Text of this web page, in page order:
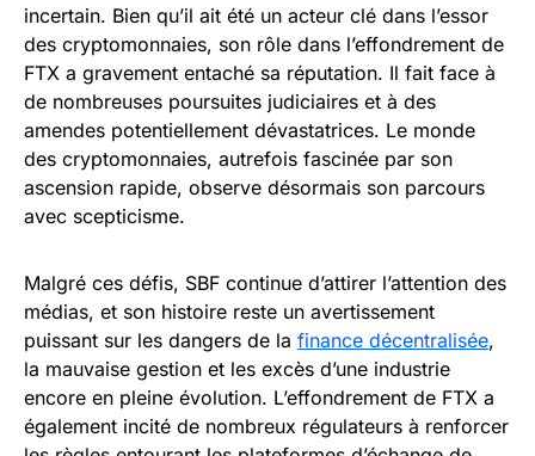
incertain. Bien qu’il ait été un acteur clé dans l’essor
des cryptomonnaies, son rôle dans l’effondrement de
FTX a gravement entaché sa réputation. Il fait face à
de nombreuses poursuites judiciaires et à des
amendes potentiellement dévastatrices. Le monde
des cryptomonnaies, autrefois fascinée par son
ascension rapide, observe désormais son parcours
avec scepticisme.
Malgré ces défis, SBF continue d’attirer l’attention des
médias, et son histoire reste un avertissement
puissant sur les dangers de la finance décentralisée,
la mauvaise gestion et les excès d’une industrie
encore en pleine évolution. L’effondrement de FTX a
également incité de nombreux régulateurs à renforcer